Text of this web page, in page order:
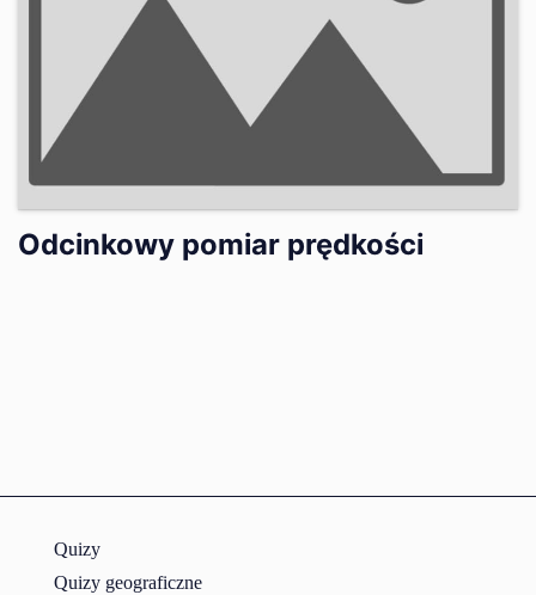
Odcinkowy pomiar prędkości
Quizy
Quizy geograficzne